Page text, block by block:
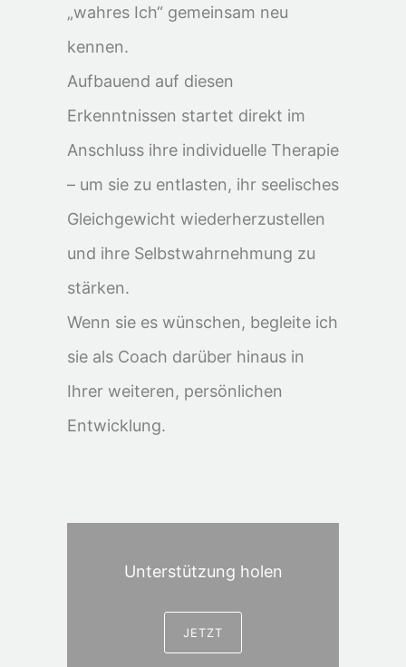
„wahres Ich“ gemeinsam neu
kennen.
Aufbauend auf diesen
Erkenntnissen startet direkt im
Anschluss ihre individuelle Therapie
– um sie zu entlasten, ihr seelisches
Gleichgewicht wiederherzustellen
und ihre Selbstwahrnehmung zu
stärken.
Wenn sie es wünschen, begleite ich
sie als Coach darüber hinaus in
Ihrer weiteren, persönlichen
Entwicklung.
Unterstützung holen
JETZT